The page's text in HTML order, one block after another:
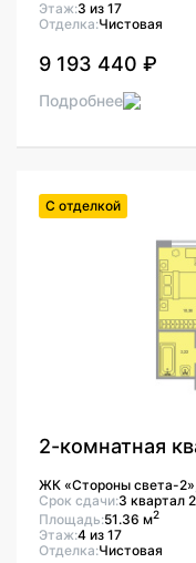
Этаж:3 из 17
Отделка:Чистовая
9 193 440 ₽
Подробнее
С отделкой
2-комнатная
ЖК «Стороны света-
Срок сдачи:3 квартал
Площадь:51.36 м2
Этаж:4 из 17
Отделка:Чистовая